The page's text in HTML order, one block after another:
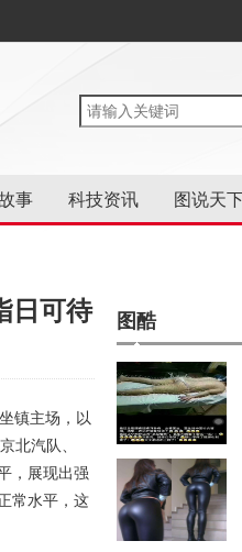
事 科技资讯 图说天
日可待
镇主场，以
北汽队、
，展现出强
常水平，这
图酷